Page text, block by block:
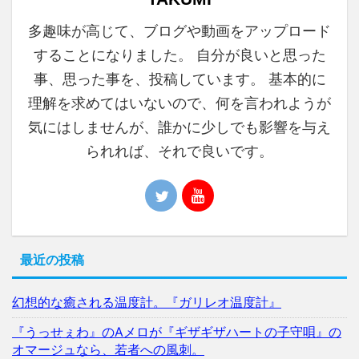
多趣味が高じて、ブログや動画をアップロード
することになりました。 自分が良いと思った
事、思った事を、投稿しています。 基本的に
理解を求めてはいないので、何を言われようが
気にはしませんが、誰かに少しでも影響を与え
られれば、それで良いです。
最近の投稿
幻想的な癒される温度計。『ガリレオ温度計』
『うっせぇわ』のAメロが『ギザギザハートの子守唄』の
オマージュなら、若者への風刺。